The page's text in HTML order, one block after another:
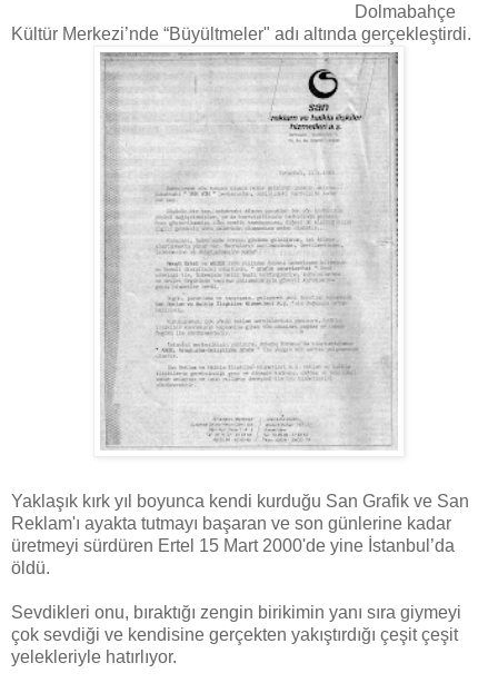
Dolmabahçe
Kültür Merkezi’nde “Büyültmeler" adı altında gerçekleştirdi.
Yaklaşık kırk yıl boyunca kendi kurduğu San Grafik ve San
Reklam'ı ayakta tutmayı başaran ve son günlerine kadar
üretmeyi sürdüren Ertel 15 Mart 2000'de yine İstanbul’da
öldü.
Sevdikleri onu, bıraktığı zengin birikimin yanı sıra giymeyi
çok sevdiği ve kendisine gerçekten yakıştırdığı çeşit çeşit
yelekleriyle hatırlıyor.